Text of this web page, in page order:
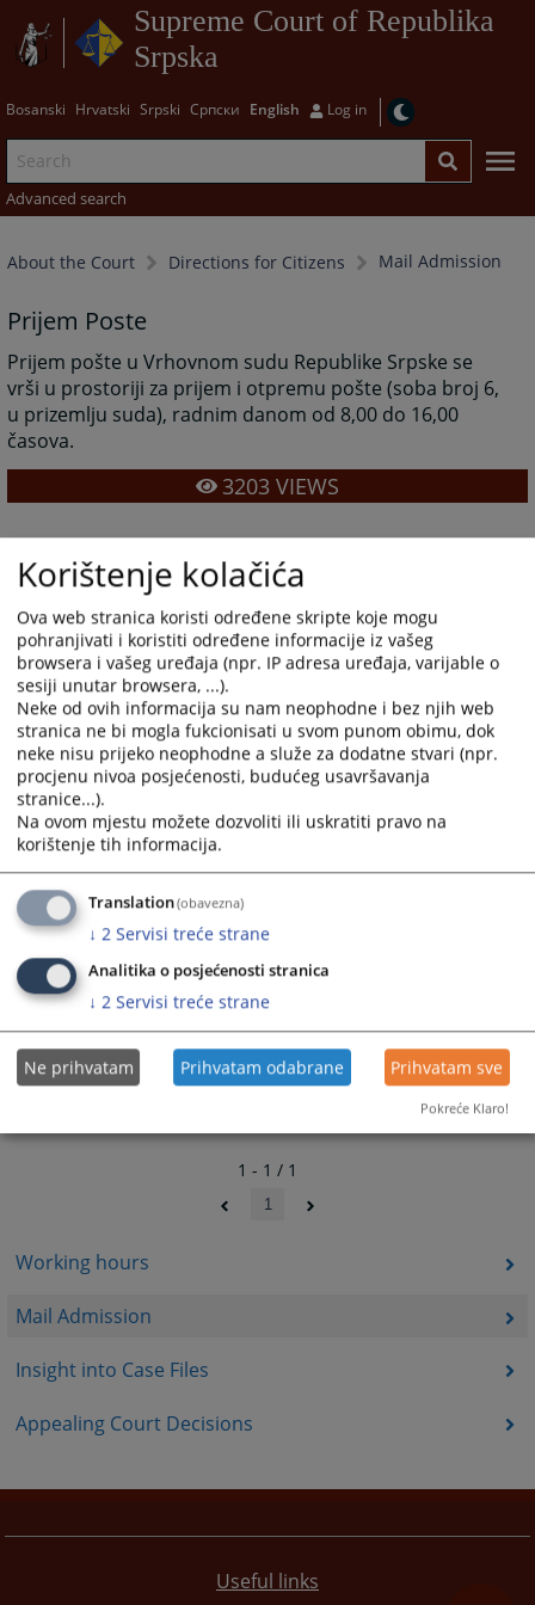
Supreme Court of Republika
Srpska
Bosanski Hrvatski Srpski Српски English Log in
Advanced search
About the Court Directions for Citizens Mail Admission
Working hours
Mail Admission
Insight into Case Files
Appealing Court Decisions
Prijem Poste
Prijem pošte u Vrhovnom sudu Republike Srpske se
vrši u prostoriji za prijem i otpremu pošte (soba broj 6,
u prizemlju suda), radnim danom od 8,00 do 16,00
časova.
3203 VIEWS
1 - 1 / 1
1
Useful links
Korištenje kolačića
Ova web stranica koristi određene skripte koje mogu
pohranjivati i koristiti određene informacije iz vašeg
browsera i vašeg uređaja (npr. IP adresa uređaja, varijable o
sesiji unutar browsera, ...).
Neke od ovih informacija su nam neophodne i bez njih web
stranica ne bi mogla fukcionisati u svom punom obimu, dok
neke nisu prijeko neophodne a služe za dodatne stvari (npr.
procjenu nivoa posjećenosti, budućeg usavršavanja
stranice...).
Na ovom mjestu možete dozvoliti ili uskratiti pravo na
korištenje tih informacija.
Translation(obavezna)
↓ 2 Servisi treće strane
Analitika o posjećenosti stranica
↓ 2 Servisi treće strane
Ne prihvatam Prihvatam odabrane Prihvatam sve
Pokreće Klaro!